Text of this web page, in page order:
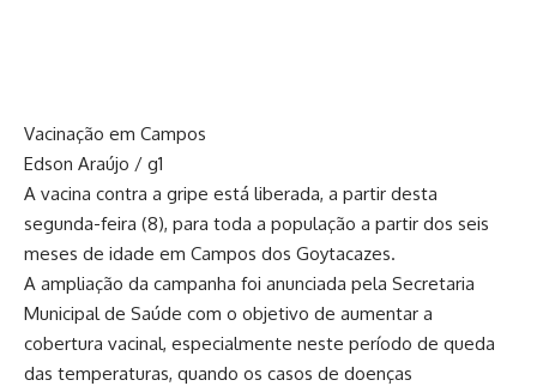
Vacinação em Campos
Edson Araújo / g1
A vacina contra a gripe está liberada, a partir desta
segunda-feira (8), para toda a população a partir dos seis
meses de idade em Campos dos Goytacazes.
A ampliação da campanha foi anunciada pela Secretaria
Municipal de Saúde com o objetivo de aumentar a
cobertura vacinal, especialmente neste período de queda
das temperaturas, quando os casos de doenças